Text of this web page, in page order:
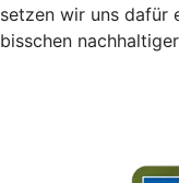
setzen wir uns dafür
bisschen